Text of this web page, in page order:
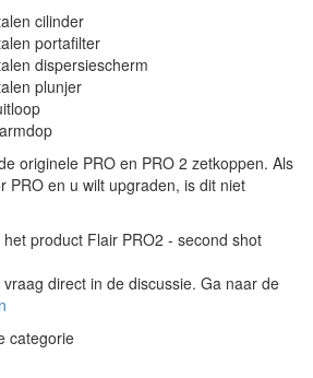
cilinder
portafilter
dispersiescherm
plunjer
originele PRO en PRO 2 zetkoppen. Als
PRO en u wilt upgraden, is dit niet
het product Flair PRO2 - second shot
direct in de discussie. Ga naar de
categorie